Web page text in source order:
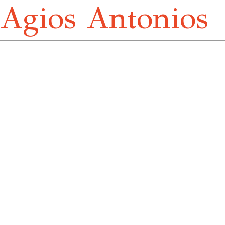
Agios Antonios